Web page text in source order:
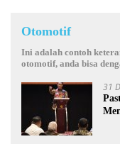
Otomotif
Ini adalah contoh
otomotif, anda bisa
31